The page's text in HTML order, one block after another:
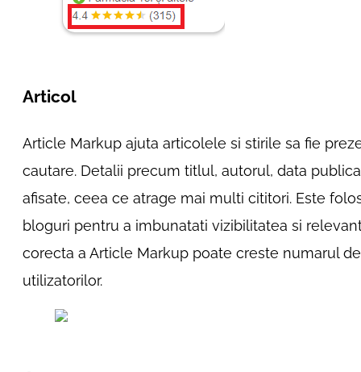
Articol
Article Markup ajuta articolele si stirile sa fie
cautare. Detalii precum titlul, autorul, data
afisate, ceea ce atrage mai multi cititori. Este
bloguri pentru a imbunatati vizibilitatea si
corecta a Article Markup poate creste numarul
utilizatorilor.